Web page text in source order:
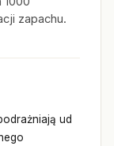
zapachu.
ud